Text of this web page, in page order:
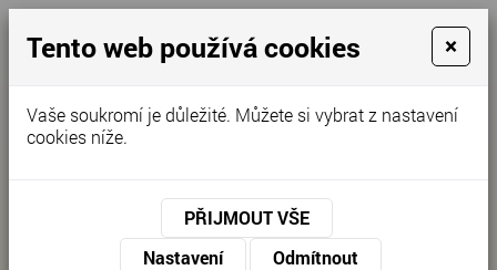
KONTAKTUJTE NÁS
KONTAKTUJTE NÁS
Tento web používá cookies ×
Vaše soukromí je důležité. Můžete si vybrat z nastavení
cookies níže.
PŘIJMOUT VŠE
Nastavení
Odmítnout